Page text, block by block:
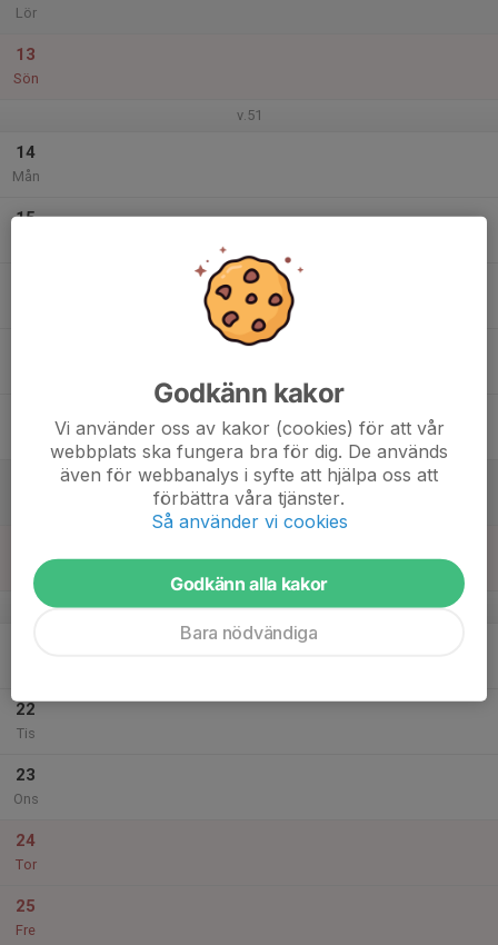
Lör
13
Sön
v.51
14
Mån
15
Sön
v.52
22
Tis
23
Ons
24
Tor
25
Fre
Godkänn kakor
Vi använder oss av kakor (cookies) för att vår
webbplats ska fungera bra för dig. De används
även för webbanalys i syfte att hjälpa oss att
förbättra våra tjänster.
Så använder vi cookies
Godkänn alla kakor
Bara nödvändiga